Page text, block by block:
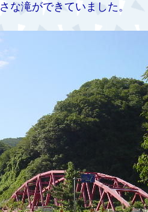
な滝ができていました。